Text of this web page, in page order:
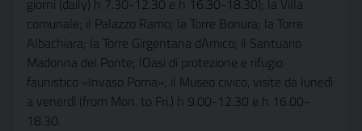
giorni (daily) h 7.30-12.30 e h 16.30-18.30); la Villa
comunale; il Palazzo Ramo; la Torre Bonura; la Torre
Albachiara; la Torre Girgentana dAmico; il Santuario
Madonna del Ponte; lOasi di protezione e rifugio
faunistico «Invaso Poma»; il Museo civico, visite da lunedì
a venerdì (from Mon. to Fri.) h 9.00-12.30 e h 16.00-
18.30.